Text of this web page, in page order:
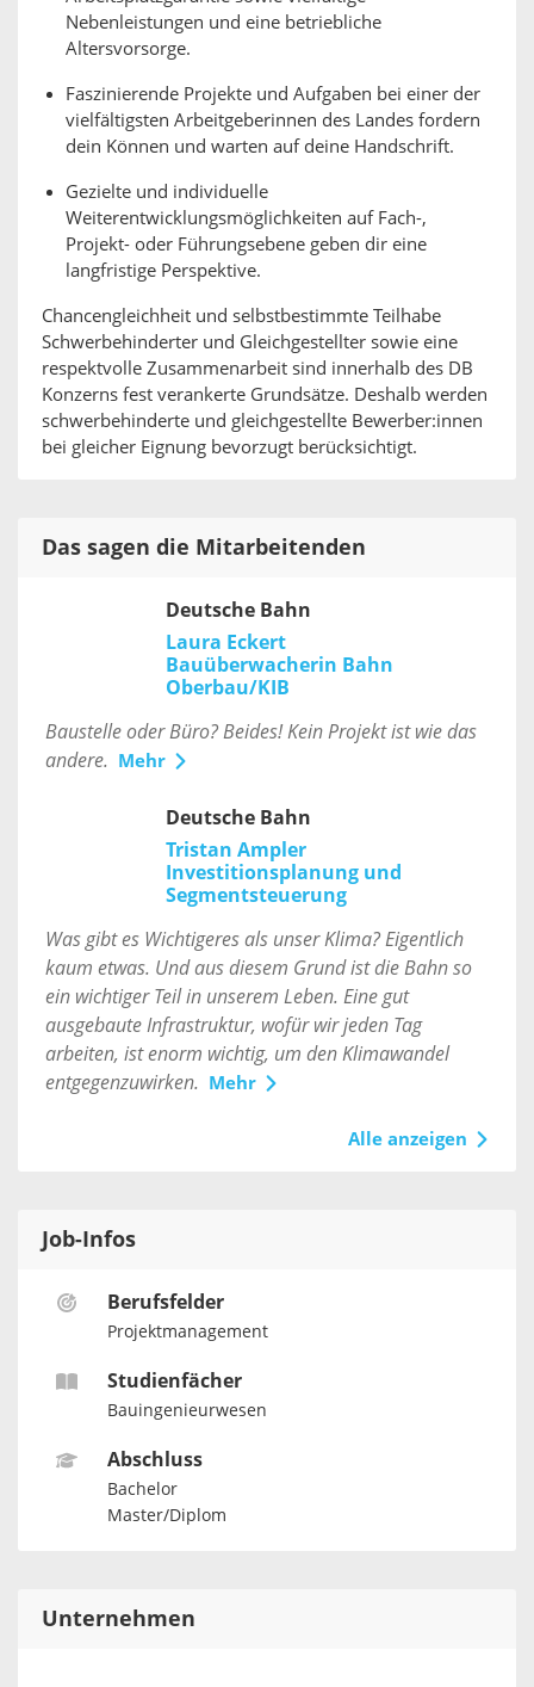
Nebenleistungen und eine betriebliche
Altersvorsorge.
Faszinierende Projekte und Aufgaben bei einer der
vielfältigsten Arbeitgeberinnen des Landes fordern
dein Können und warten auf deine Handschrift.
Gezielte und individuelle
Weiterentwicklungsmöglichkeiten auf Fach-,
Projekt- oder Führungsebene geben dir eine
langfristige Perspektive.
Chancengleichheit und selbstbestimmte Teilhabe
Schwerbehinderter und Gleichgestellter sowie eine
respektvolle Zusammenarbeit sind innerhalb des DB
Konzerns fest verankerte Grundsätze. Deshalb werden
schwerbehinderte und gleichgestellte Bewerber:innen
bei gleicher Eignung bevorzugt berücksichtigt.
Das sagen die Mitarbeitenden
Deutsche Bahn
Laura Eckert
Bauüberwacherin Bahn
Oberbau/KIB
Baustelle oder Büro? Beides! Kein Projekt ist wie das
andere. Mehr
Deutsche Bahn
Tristan Ampler
Investitionsplanung und
Segmentsteuerung
Was gibt es Wichtigeres als unser Klima? Eigentlich
kaum etwas. Und aus diesem Grund ist die Bahn so
ein wichtiger Teil in unserem Leben. Eine gut
ausgebaute Infrastruktur, wofür wir jeden Tag
arbeiten, ist enorm wichtig, um den Klimawandel
entgegenzuwirken. Mehr
Alle anzeigen
Job-Infos
Berufsfelder
Projektmanagement
Studienfächer
Bauingenieurwesen
Abschluss
Bachelor
Master/Diplom
Unternehmen